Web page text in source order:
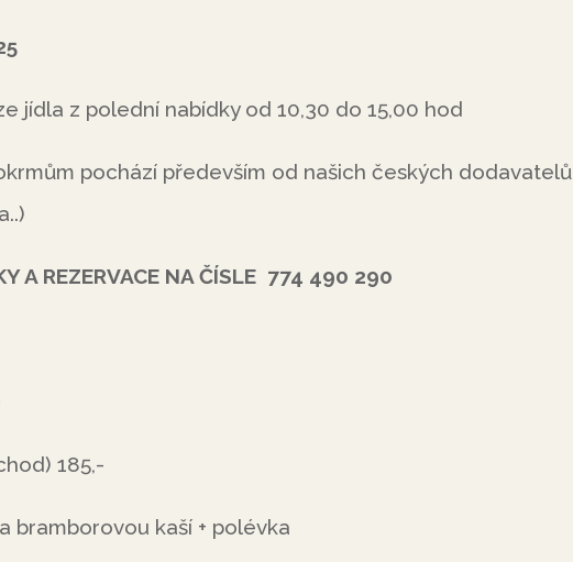
jídla z polední nabídky od 10,30 do 15,00 hod
pochází především od našich českých dodavatelů
NAČÍSLE 774 490 290
185,-
bramborovou kaší + polévka